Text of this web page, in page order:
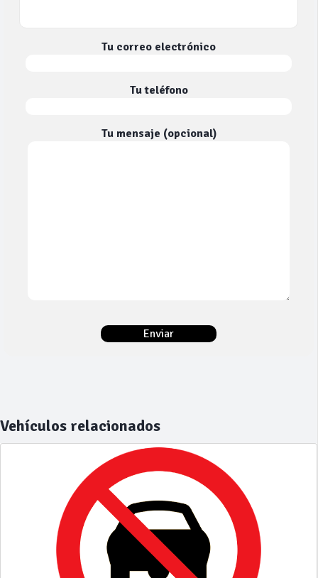
Tu correo electrónico
Tu teléfono
Tu mensaje (opcional)
Vehículos relacionados